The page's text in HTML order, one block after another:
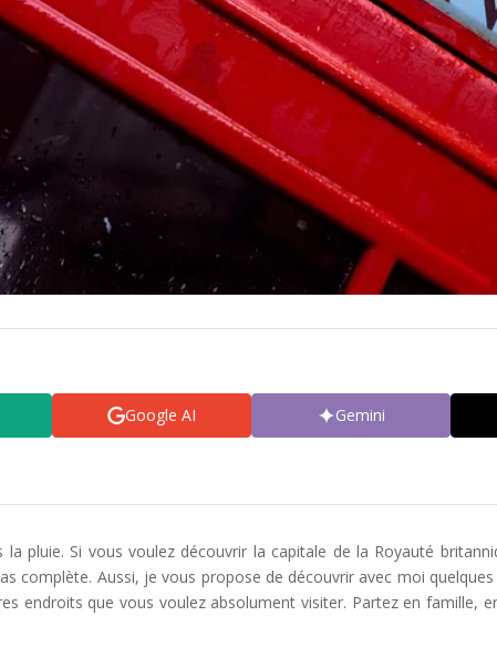
Google AI Gemini
pluie. Si vous voulez découvrir la capitale de la Royauté
complète. Aussi, je vous propose de découvrir avec moi
endroits que vous voulez absolument visiter. Partez en famille,